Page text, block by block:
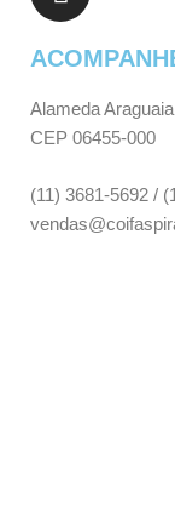
Alameda
CEP 06455-000
(11) 3681-5692 /